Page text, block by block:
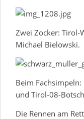
Zwei Zocker: Tirol-
Michael Bielowski.
Beim
und Tirol-08-
Die Rennen am